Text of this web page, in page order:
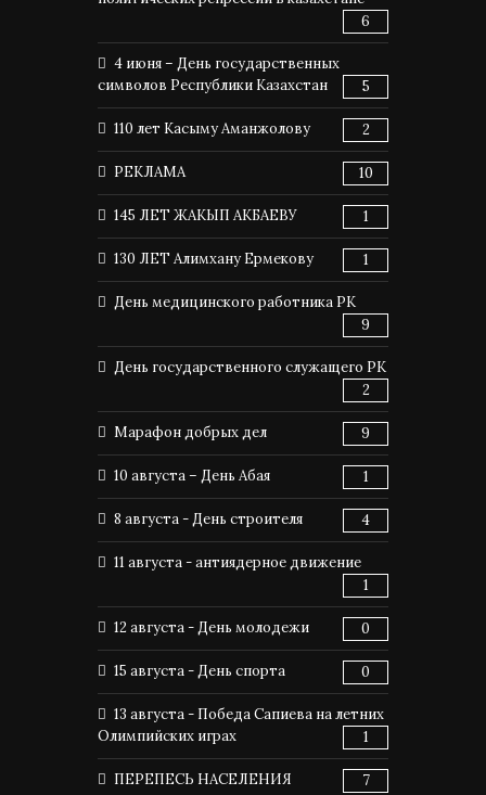
6
4 июня – День государственных
символов Республики Казахстан
5
110 лет Касыму Аманжолову 2
РЕКЛАМА 10
145 ЛЕТ ЖАКЫП АКБАЕВУ 1
130 ЛЕТ Алимхану Ермекову 1
День медицинского работника РК
9
День государственного служащего РК
2
Марафон добрых дел 9
10 августа – День Абая 1
8 августа - День строителя 4
11 августа - антиядерное движение
1
12 августа - День молодежи 0
15 августа - День спорта 0
13 августа - Победа Сапиева на летних
Олимпийских играх
1
ПЕРЕПЕСЬ НАСЕЛЕНИЯ 7